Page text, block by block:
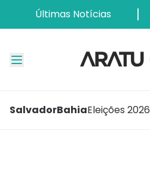
Últimas Notícias
SalvadorBahiaEleições 2026